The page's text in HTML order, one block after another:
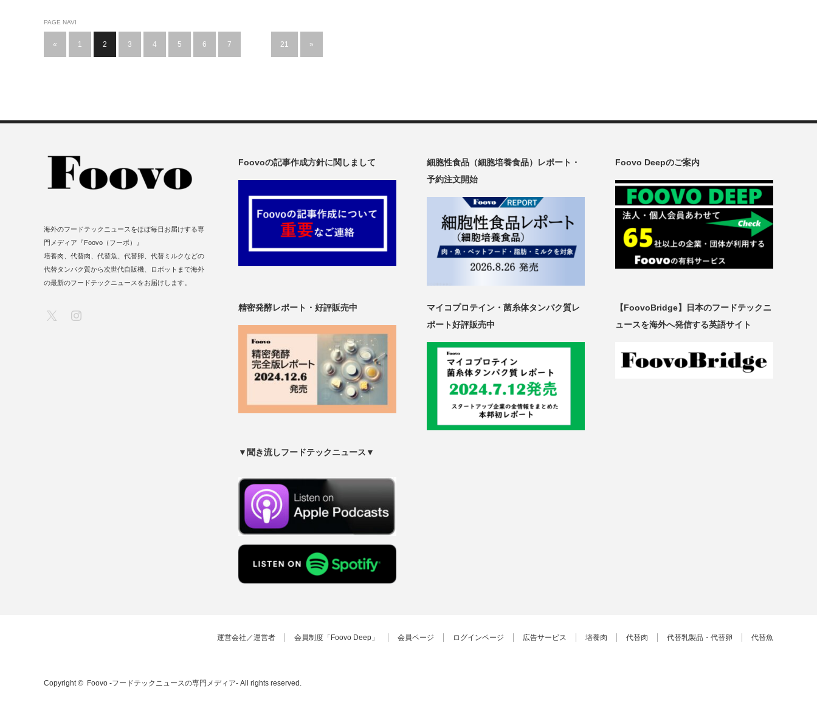
PAGE NAVI
« 1 2 3 4 5 6 7 21 »
Foovoの記事作成方針に関しまして
細胞性食品（細胞培養食品）レポート・
予約注文開始
Foovo Deepのご案内
精密発酵レポート・好評販売中
マイコプロテイン・菌糸体タンパク質レ
ポート好評販売中
【FoovoBridge】日本のフードテックニ
ュースを海外へ発信する英語サイト
▼聞き流しフードテックニュース▼
海外のフードテックニュースをほぼ毎日お届けする専
門メディア『Foovo（フーボ）』
培養肉、代替肉、代替魚、代替卵、代替ミルクなどの
代替タンパク質から次世代自販機、ロボットまで海外
の最新のフードテックニュースをお届けします。
運営会社／運営者 会員制度「Foovo Deep」 会員ページ ログインページ 広告サービス 培養肉 代替肉 代替乳製品・代替卵 代替魚
Copyright © Foovo -フードテックニュースの専門メディア- All rights reserved.